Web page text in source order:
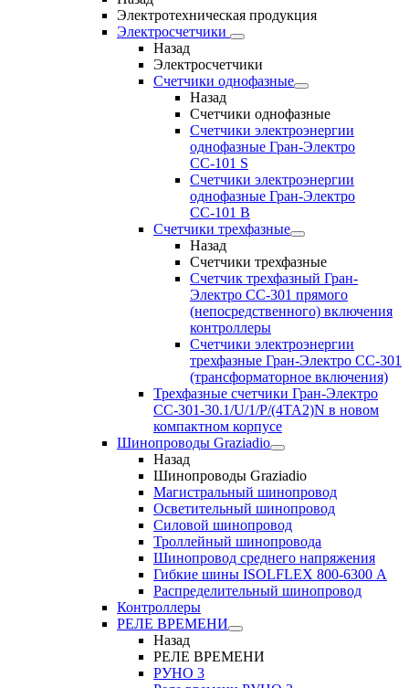
Электротехническая продукция
Электросчетчики
Назад
Электросчетчики
Счетчики однофазные
Назад
Счетчики однофазные
Счетчики электроэнергии
однофазные Гран-Электро
СС-101 S
Счетчики электроэнергии
однофазные Гран-Электро
СС-101 B
Счетчики трехфазные
Назад
Счетчики трехфазные
Счетчик трехфазный Гран-
Электро CC-301 прямого
(непосредственного) включения
контроллеры
Счетчики электроэнергии
трехфазные Гран-Электро CC-301
(трансформаторное включения)
Трехфазные счетчики Гран-Электро
СС-301-30.1/U/1/P/(4TA2)N в новом
компактном корпусе
Шинопроводы Graziadio
Назад
Шинопроводы Graziadio
Магистральный шинопровод
Осветительный шинопровод
Силовой шинопровод
Троллейный шинопровода
Шинопровод среднего напряжения
Гибкие шины ISOLFLEX 800-6300 А
Распределительный шинопровод
Контроллеры
РЕЛЕ ВРЕМЕНИ
Назад
РЕЛЕ ВРЕМЕНИ
РУНО 3